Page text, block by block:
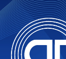
Skip
to
content